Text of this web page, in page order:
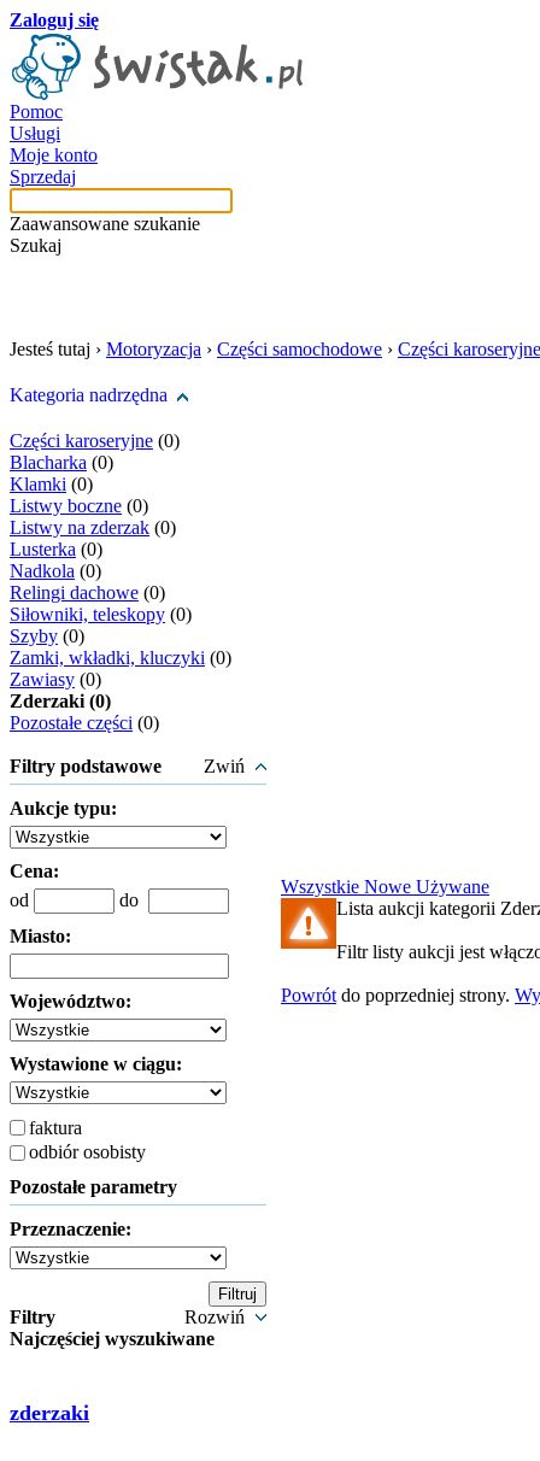
Zaloguj się
Pomoc
Usługi
Moje konto
Sprzedaj
Zaawansowane szukanie
Szukaj
Jesteś tutaj › Motoryzacja › Części samochodowe › Części karoseryjne
Kategoria nadrzędna
Części karoseryjne (0)
Blacharka (0)
Klamki (0)
Listwy boczne (0)
Listwy na zderzak (0)
Lusterka (0)
Nadkola (0)
Relingi dachowe (0)
Siłowniki, teleskopy (0)
Szyby (0)
Zamki, wkładki, kluczyki (0)
Zawiasy (0)
Zderzaki (0)
Pozostałe części (0)
Filtry podstawowe Zwiń
Aukcje typu:
Cena:
od
do
Miasto:
Województwo:
Wystawione w ciągu:
faktura
odbiór osobisty
Pozostałe parametry
Przeznaczenie:
Filtry
Rozwiń
Najczęściej wyszukiwane
zderzaki
Wszystkie Nowe Używane
Lista aukcji kategorii
Filtr listy aukcji jest
Powrót do poprzedniej strony.